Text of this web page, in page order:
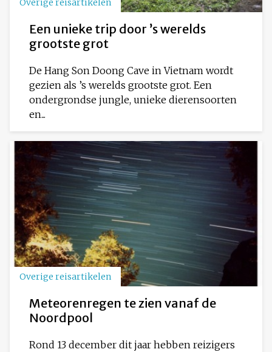
Overige reisartikelen
Een unieke trip door ’s werelds
grootste grot
De Hang Son Doong Cave in Vietnam wordt
gezien als ’s werelds grootste grot. Een
ondergrondse jungle, unieke dierensoorten
en...
Overige reisartikelen
Meteorenregen te zien vanaf de
Noordpool
Rond 13 december dit jaar hebben reizigers